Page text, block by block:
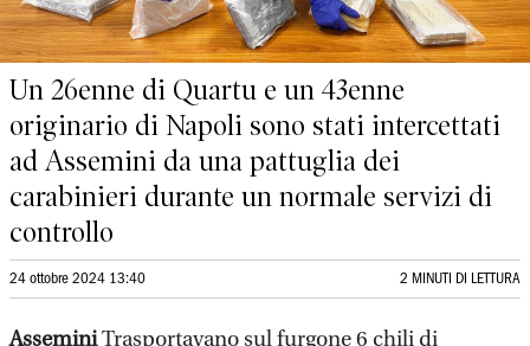
Un 26enne di Quartu e un 43enne
originario di Napoli sono stati intercettati
ad Assemini da una pattuglia dei
carabinieri durante un normale servizi di
controllo
24 ottobre 2024 13:40 2 MINUTI DI LETTURA
AsseminiTrasportavano sul furgone 6 chili di